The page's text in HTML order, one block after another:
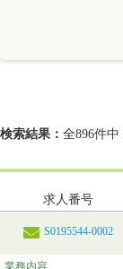
検索結果： 全896件中
求人番号
S0195544-0002
業務内容